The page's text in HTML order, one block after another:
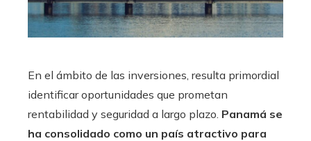
En el ámbito de las inversiones, resulta primordial
identificar oportunidades que prometan
rentabilidad y seguridad a largo plazo. Panamá se
ha consolidado como un país atractivo para